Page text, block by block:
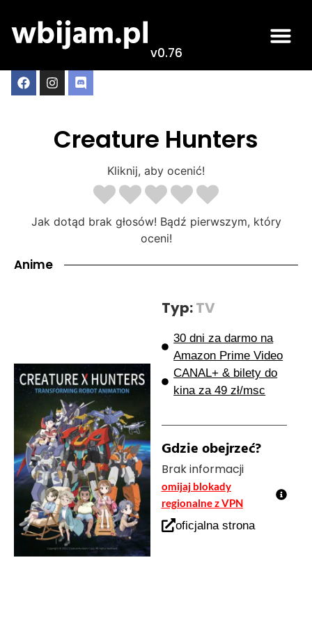
v0.76
Creature Hunters
Kliknij, aby ocenić!
Jak dotąd brak głosów! Bądź pierwszym, który
oceni!
Anime
Typ:TV
30 dni za darmo na
Amazon Prime Video
CANAL+ & bilety do
kina za 49 zł/msc
Gdzie obejrzeć?
Brak informacji
omijaj blokady
regionalne z VPN
oficjalna strona